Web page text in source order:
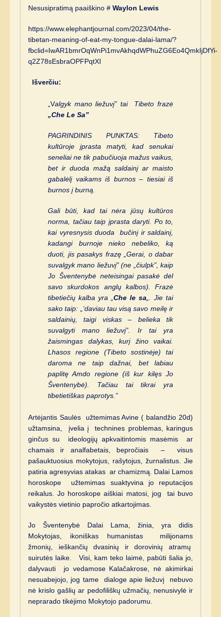
Nesusipratimą paaiškino # Waylon Lewis
https://www.elephantjournal.com/2023/04/the-
tibetan-meaning-of-eat-my-tongue-dalai-lama/?
fbclid=IwAR1bmrOqWnPi1mvAkhqdWPhuZG6Eo4QmkIjDfYi-
q2Z78sEsbraOPFPqtXI
Išverčiu:
„Valgyk mano liežuvį” tai Tibeto frazė
„Che Le Sa”
PAGRINDINIS PUNKTAS: Tibeto
kultūroje įprasta matyti, kad senukai
seneliai ne tik pabučiuoja mažus vaikus,
bet ir duoda mažą saldainį ar maisto
gabalėlį vaikams iš burnos – tiesiai iš
burnos į burną.
Gali būti, kad tai nėra jūsų kultūros
norma, tačiau taip įprasta daryti. Po to,
kai vyresnysis duoda bučinį ir saldainį,
kadangi burnoje nieko nebeliko, ką
duoti, jis pasakys frazę „Gerai, o dabar
suvalgyk mano liežuvį” (ne „čiulpk”, kaip
Jo Šventenybė neteisingai pasakė dėl
savo skurdokos anglų kalbos). Frazė
tibetiečių kalba yra „ Che le sa „. Jie tai
sako taip: „‘daviau tau visą savo meilę ir
saldainių, taigi viskas – belieka tik
suvalgyti mano liežuvį”. Ir tai yra
žaismingas dalykas, kurį žino vaikai.
Lhasos regione (Tibeto sostinėje) tai
daroma ne taip dažnai, bet labiau
paplitę Amdo regione (iš kur kilęs Jo
Šventenybė). Tačiau tai tikrai yra
tibetietiškas paprotys.”
Artėjantis Saulės užtemimas Avine ( balandžio 20d)
užtamsina, įvelia į technines problemas, karingus
ginčus su ideologijų apkvaitintomis masėmis ar
chamais ir analfabetais, bepročiais – visus
pašauktuosius mokytojus, rašytojus, žurnalistus. Jie
patiria agresyvias atakas ar chamizmą. Dalai Lamos
horoskope užtemimas suaktyvina jo reputacijos
reikalus. Jo horoskope aiškiai matosi, jog tai buvo
vaikystės vietinio papročio atkartojimas.
Jo Šventenybė Dalai Lama, žinia, yra didis
Mokytojas, ikoniškas humanistas milijonams
žmonių, ieškančių dvasinių ir dorovinių atramų
suirutės laike. Visi, kam teko laimė, pabūti šalia jo,
dalyvauti jo vedamose Kalačakrose, nė akimirkai
nesuabejojo, jog tame dialoge apie liežuvį nebuvo
nė krislo gašlių ar pedofiliškų užmačių, nenusivylė ir
neprarado tikėjimo Mokytojo padorumu.